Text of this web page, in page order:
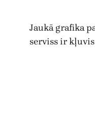
Jaukā grafika
serviss ir